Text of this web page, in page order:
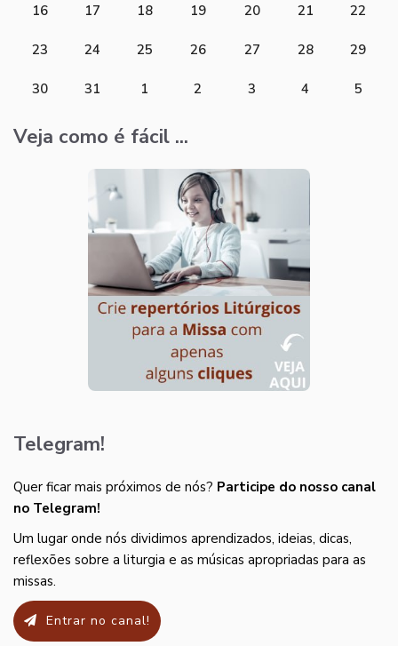
16 17 18 19 20 21 22
23 24 25 26 27 28 29
30 31 1 2 3 4 5
Veja como é fácil ...
Telegram!
Quer ficar mais próximos de nós? Participe do nosso canal
no Telegram!
Um lugar onde nós dividimos aprendizados, ideias, dicas,
reflexões sobre a liturgia e as músicas apropriadas para as
missas.
Entrar no canal!